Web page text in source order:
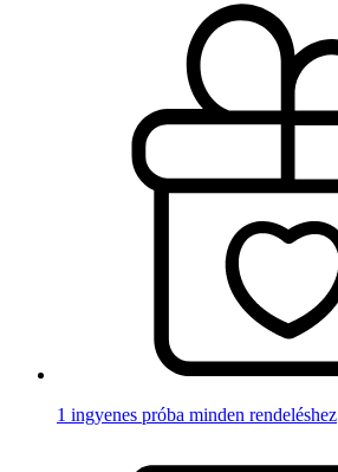
1 ingyenes próba minden rendeléshez